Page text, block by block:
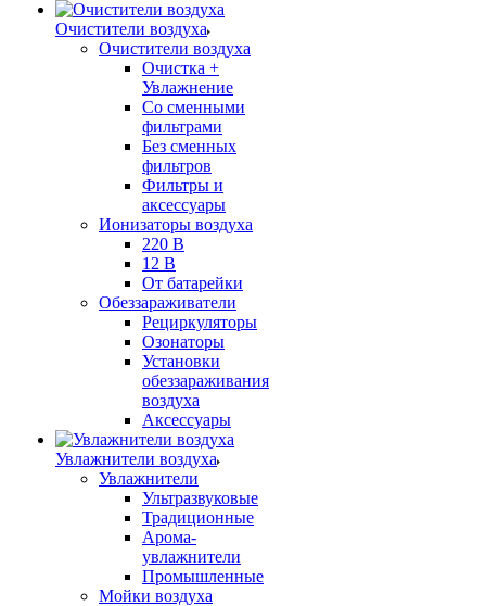
Очистители воздуха
Очистители воздуха
Очистка +
Увлажнение
Cо сменными
фильтрами
Без сменных
фильтров
Фильтры и
аксессуары
Ионизаторы воздуха
220 В
12 В
От батарейки
Обеззараживатели
Рециркуляторы
Озонаторы
Установки
обеззараживания
воздуха
Аксессуары
Увлажнители воздуха
Увлажнители
Ультразвуковые
Традиционные
Арома-
увлажнители
Промышленные
Мойки воздуха